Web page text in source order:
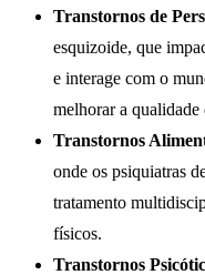
Transtornos de
esquizoide, que
e interage com o
melhorar a qualidade
Transtornos
onde os psiquiatras
tratamento
físicos.
Transtornos